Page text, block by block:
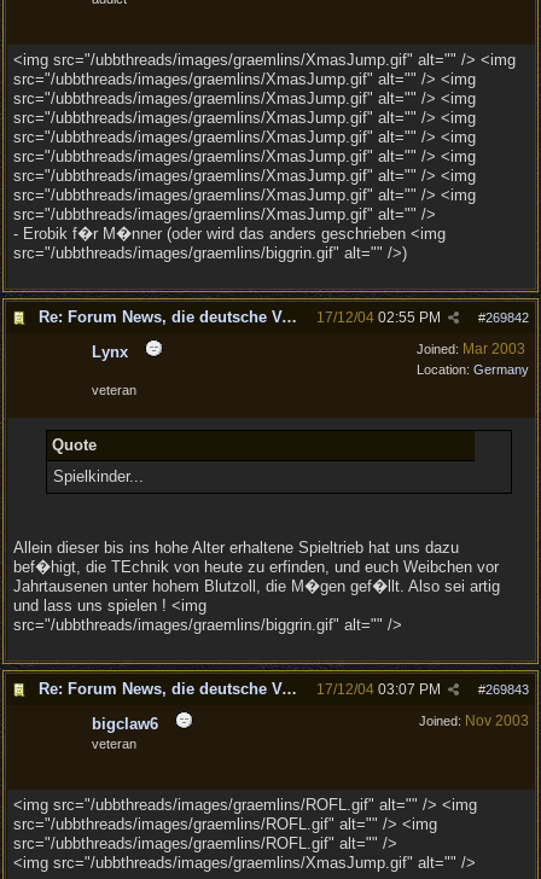
<img src="/ubbthreads/images/graemlins/XmasJump.gif" alt="" /> <img
src="/ubbthreads/images/graemlins/XmasJump.gif" alt="" /> <img
src="/ubbthreads/images/graemlins/XmasJump.gif" alt="" /> <img
src="/ubbthreads/images/graemlins/XmasJump.gif" alt="" /> <img
src="/ubbthreads/images/graemlins/XmasJump.gif" alt="" /> <img
src="/ubbthreads/images/graemlins/XmasJump.gif" alt="" /> <img
src="/ubbthreads/images/graemlins/XmasJump.gif" alt="" /> <img
src="/ubbthreads/images/graemlins/XmasJump.gif" alt="" /> <img
src="/ubbthreads/images/graemlins/XmasJump.gif" alt="" />
- Erobik f�r M�nner (oder wird das anders geschrieben <img
src="/ubbthreads/images/graemlins/biggrin.gif" alt="" />)
Re: Forum News, die deutsche Version. #269842
17/12/04 02:55 PM
Joined: Mar 2003
Location: Germany
Lynx
veteran
Quote
Spielkinder...
Allein dieser bis ins hohe Alter erhaltene Spieltrieb hat uns dazu
bef�higt, die TEchnik von heute zu erfinden, und euch Weibchen vor
Jahrtausenen unter hohem Blutzoll, die M�gen gef�llt. Also sei artig
und lass uns spielen ! <img
src="/ubbthreads/images/graemlins/biggrin.gif" alt="" />
Re: Forum News, die deutsche Version. #269843
17/12/04 03:07 PM
Joined: Nov 2003
bigclaw6
veteran
<img src="/ubbthreads/images/graemlins/ROFL.gif" alt="" /> <img
src="/ubbthreads/images/graemlins/ROFL.gif" alt="" /> <img
src="/ubbthreads/images/graemlins/ROFL.gif" alt="" />
<img src="/ubbthreads/images/graemlins/XmasJump.gif" alt="" />